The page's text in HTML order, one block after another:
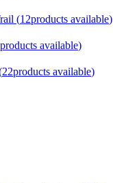
(12products available)
products available)
22products available)